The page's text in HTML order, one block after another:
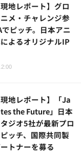
現地レポート】グロ
メ・チャレンジ参
ピッチ。日本アニ
よるオリジナルIP
現地レポート】「Ja
the Future」日本
ジオ5社が最新プロ
ッチ、国際共同製
トナーを募る